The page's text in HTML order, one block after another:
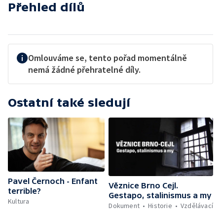
Přehled dílů
Omlouváme se, tento pořad momentálně
nemá žádné přehratelné díly.
Ostatní také sledují
Pavel Černoch - Enfant
terrible?
Kultura
Věznice Brno Cejl.
Gestapo, stalinismus a my
Dokument
Historie Vzdělávací